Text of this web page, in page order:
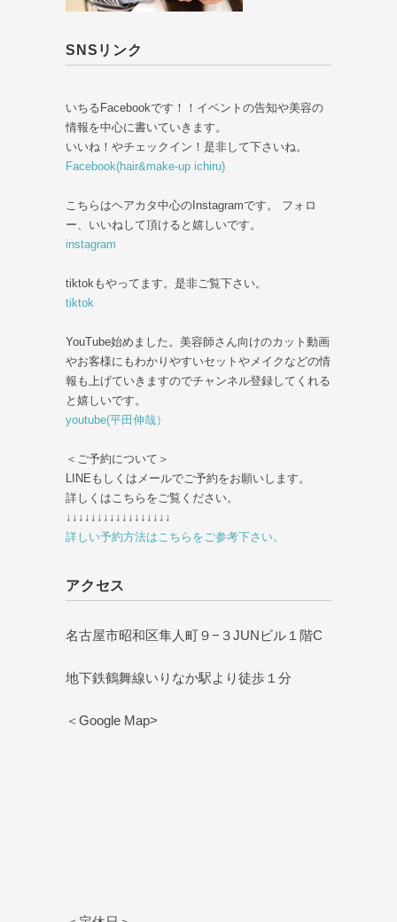
SNSリンク
いちるFacebookです！！イベントの告知や美容の
情報を中心に書いていきます。
いいね！やチェックイン！是非して下さいね。
Facebook(hair&make-up ichiru)
こちらはヘアカタ中心のInstagramです。 フォロ
ー、いいねして頂けると嬉しいです。
instagram
tiktokもやってます。是非ご覧下さい。
tiktok
YouTube始めました。美容師さん向けのカット動画
やお客様にもわかりやすいセットやメイクなどの情
報も上げていきますのでチャンネル登録してくれる
と嬉しいです。
youtube(平田伸哉）
＜ご予約について＞
LINEもしくはメールでご予約をお願いします。
詳しくはこちらをご覧ください。
↓↓↓↓↓↓↓↓↓↓↓↓↓↓↓↓↓
詳しい予約方法はこちらをご参考下さい。
アクセス
名古屋市昭和区隼人町９−３JUNビル１階C
地下鉄鶴舞線いりなか駅より徒歩１分
＜Google Map>